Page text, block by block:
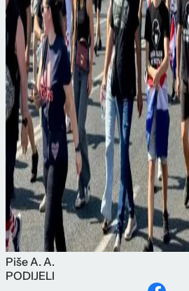
PišeA. A.
PODIJELI